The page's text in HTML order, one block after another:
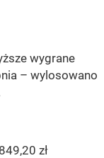
wygrane
– wylosowano
zł